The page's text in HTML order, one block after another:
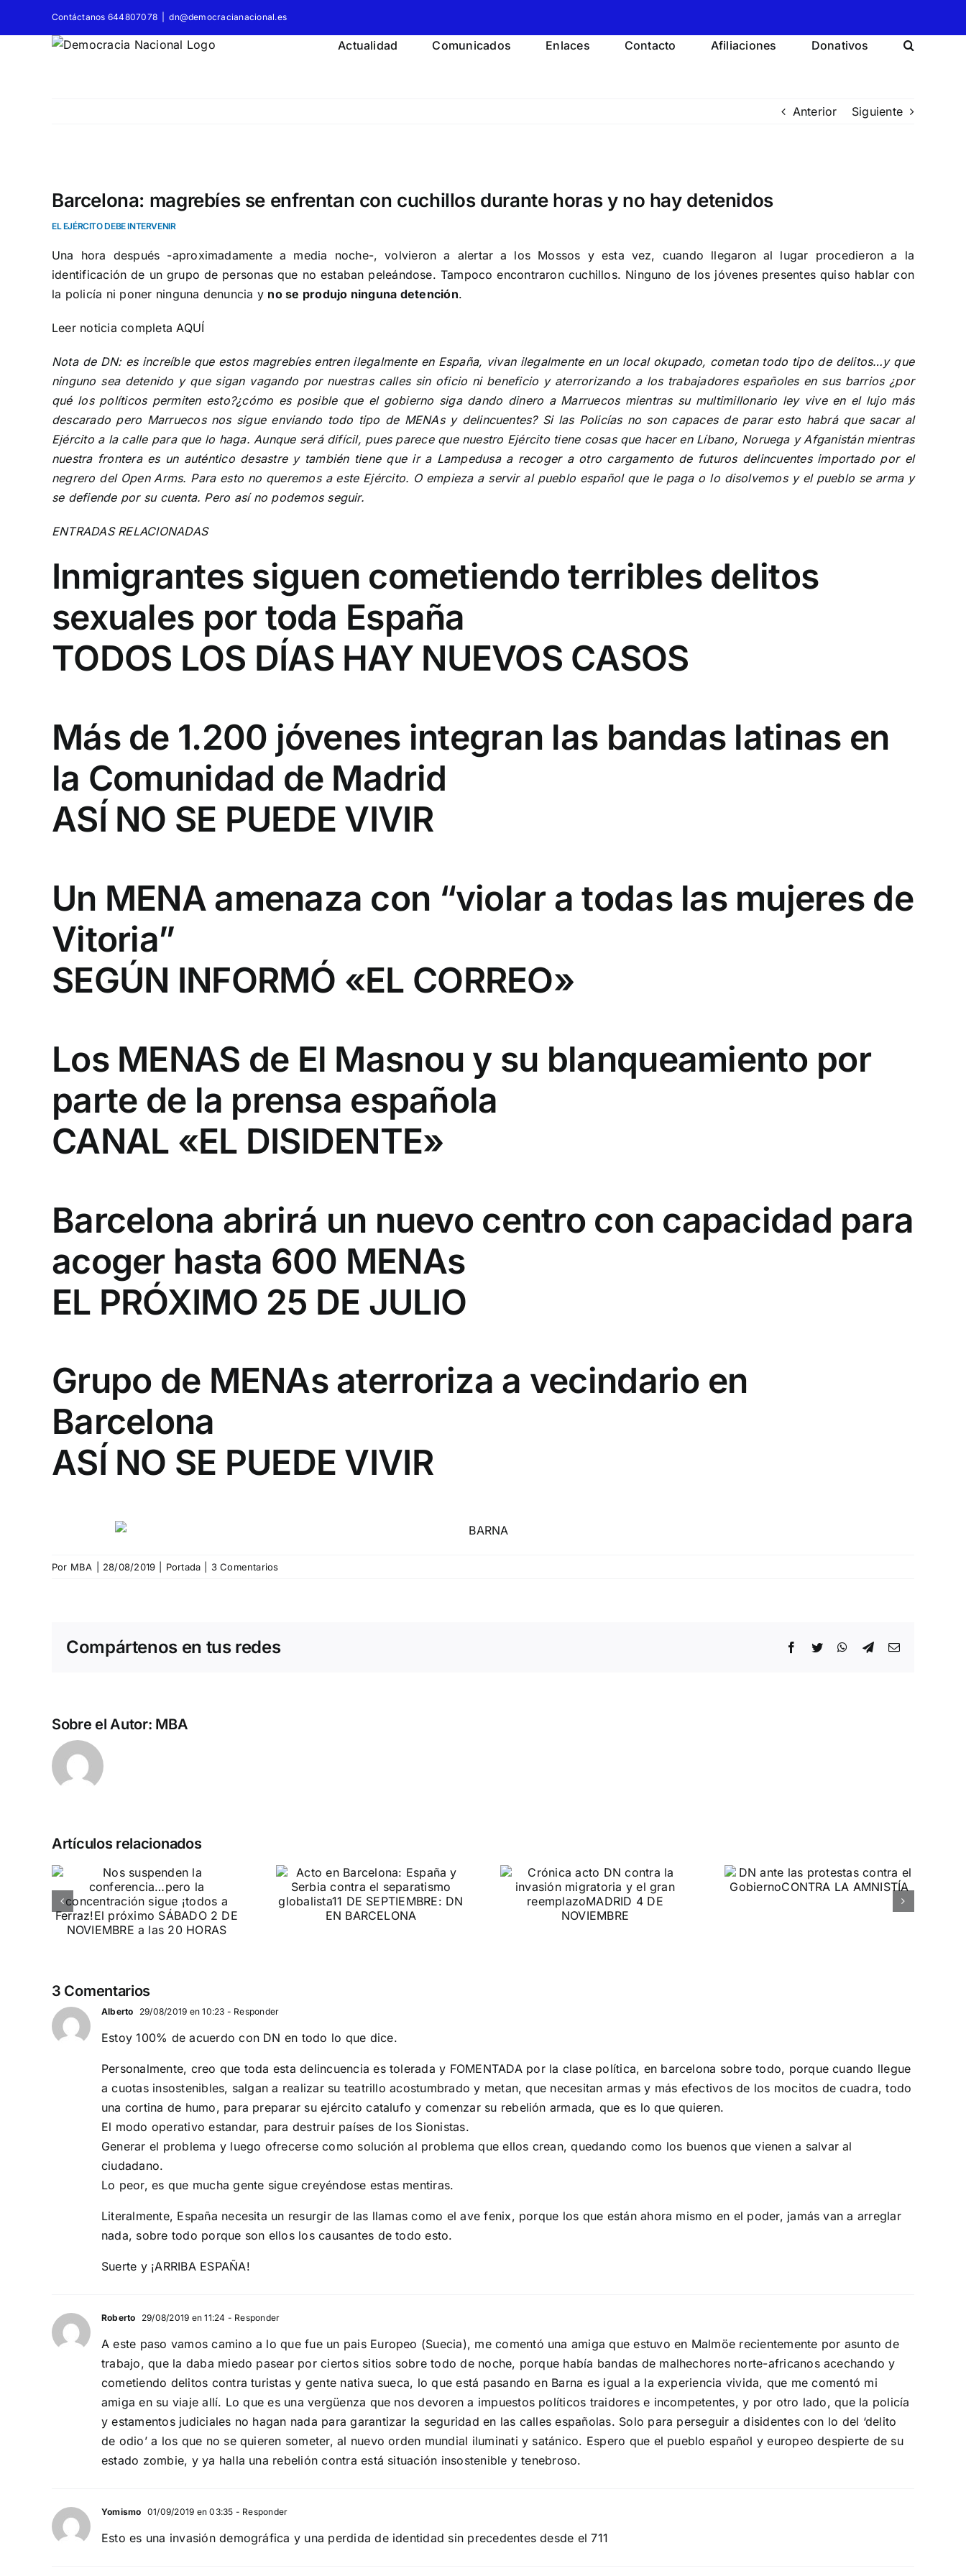
contenido
Contáctanos 644807078 dn@democracianacional.es
Actualidad Comunicados Enlaces Contacto Afiliaciones Donativos
Anterior Siguiente
imagen
Barcelona: magrebíes se enfrentan con cuchillos durante horas y no hay detenidos
EL EJÉRCITO DEBE INTERVENIR
Una hora después -aproximadamente a media noche-, volvieron a alertar a los Mossos y esta vez, cuando llegaron al lugar procedieron a la
identificación de un grupo de personas que no estaban peleándose. Tampoco encontraron cuchillos. Ninguno de los jóvenes presentes quiso hablar con
la policía ni poner ninguna denuncia y no se produjo ninguna detención.
Leer noticia completaAQUÍ
Nota de DN: es increíble que estos magrebíes entren ilegalmente en España, vivan ilegalmente en un local okupado, cometan todo tipo de delitos…y que
ninguno sea detenido y que sigan vagando por nuestras calles sin oficio ni beneficio y aterrorizando a los trabajadores españoles en sus barrios ¿por
qué los políticos permiten esto?¿cómo es posible que el gobierno siga dando dinero a Marruecos mientras su multimillonario ley vive en el lujo más
descarado pero Marruecos nos sigue enviando todo tipo de MENAs y delincuentes? Si las Policías no son capaces de parar esto habrá que sacar al
Ejército a la calle para que lo haga. Aunque será difícil, pues parece que nuestro Ejército tiene cosas que hacer en Líbano, Noruega y Afganistán mientras
nuestra frontera es un auténtico desastre y también tiene que ir a Lampedusa a recoger a otro cargamento de futuros delincuentes importado por el
negrero del Open Arms. Para esto no queremos a este Ejército. O empieza a servir al pueblo español que le paga o lo disolvemos y el pueblo se arma y
se defiende por su cuenta. Pero así no podemos seguir.
ENTRADAS RELACIONADAS
Inmigrantes siguen cometiendo terribles delitos
sexuales por toda España
TODOS LOS DÍAS HAY NUEVOS CASOS
Más de 1.200 jóvenes integran las bandas latinas en
la Comunidad de Madrid
ASÍ NO SE PUEDE VIVIR
Un MENA amenaza con “violar a todas las mujeres de
Vitoria”
SEGÚN INFORMÓ «EL CORREO»
Los MENAS de El Masnou y su blanqueamiento por
parte de la prensa española
CANAL «EL DISIDENTE»
Barcelona abrirá un nuevo centro con capacidad para
acoger hasta 600 MENAs
EL PRÓXIMO 25 DE JULIO
Grupo de MENAs aterroriza a vecindario en
Barcelona
ASÍ NO SE PUEDE VIVIR
Por MBA 28/08/2019 Portada 3 Comentarios
Compártenos en tus redes Facebook
Twitter WhatsApp
TelegramCorreo
Sobre el Autor: MBA
Artículos relacionados
España y Serbia
contra el
separatismo
globalista
Crónica acto DN
contra la invasión
migratoria y el
DN ante las
protestas contra el
Gobierno
3 Comentarios
Alberto 29/08/2019 en 10:23 - Responder
Estoy 100% de acuerdo con DN en todo lo que dice.
Personalmente, creo que toda esta delincuencia es tolerada y FOMENTADA por la clase política, en barcelona sobre todo, porque cuando llegue
a cuotas insostenibles, salgan a realizar su teatrillo acostumbrado y metan, que necesitan armas y más efectivos de los mocitos de cuadra, todo
una cortina de humo, para preparar su ejército catalufo y comenzar su rebelión armada, que es lo que quieren.
El modo operativo estandar, para destruir países de los Sionistas.
Generar el problema y luego ofrecerse como solución al problema que ellos crean, quedando como los buenos que vienen a salvar al
ciudadano.
Lo peor, es que mucha gente sigue creyéndose estas mentiras.
Literalmente, España necesita un resurgir de las llamas como el ave fenix, porque los que están ahora mismo en el poder, jamás van a arreglar
nada, sobre todo porque son ellos los causantes de todo esto.
Suerte y ¡ARRIBA ESPAÑA!
Roberto 29/08/2019 en 11:24 - Responder
A este paso vamos camino a lo que fue un pais Europeo (Suecia), me comentó una amiga que estuvo en Malmöe recientemente por asunto de
trabajo, que la daba miedo pasear por ciertos sitios sobre todo de noche, porque había bandas de malhechores norte-africanos acechando y
cometiendo delitos contra turistas y gente nativa sueca, lo que está pasando en Barna es igual a la experiencia vivida, que me comentó mi
amiga en su viaje allí. Lo que es una vergüenza que nos devoren a impuestos políticos traidores e incompetentes, y por otro lado, que la policía
y estamentos judiciales no hagan nada para garantizar la seguridad en las calles españolas. Solo para perseguir a disidentes con lo del ‘delito
de odio’ a los que no se quieren someter, al nuevo orden mundial iluminati y satánico. Espero que el pueblo español y europeo despierte de su
estado zombie, y ya halla una rebelión contra está situación insostenible y tenebroso.
Yomismo 01/09/2019 en 03:35 - Responder
Esto es una invasión demográfica y una perdida de identidad sin precedentes desde el 711